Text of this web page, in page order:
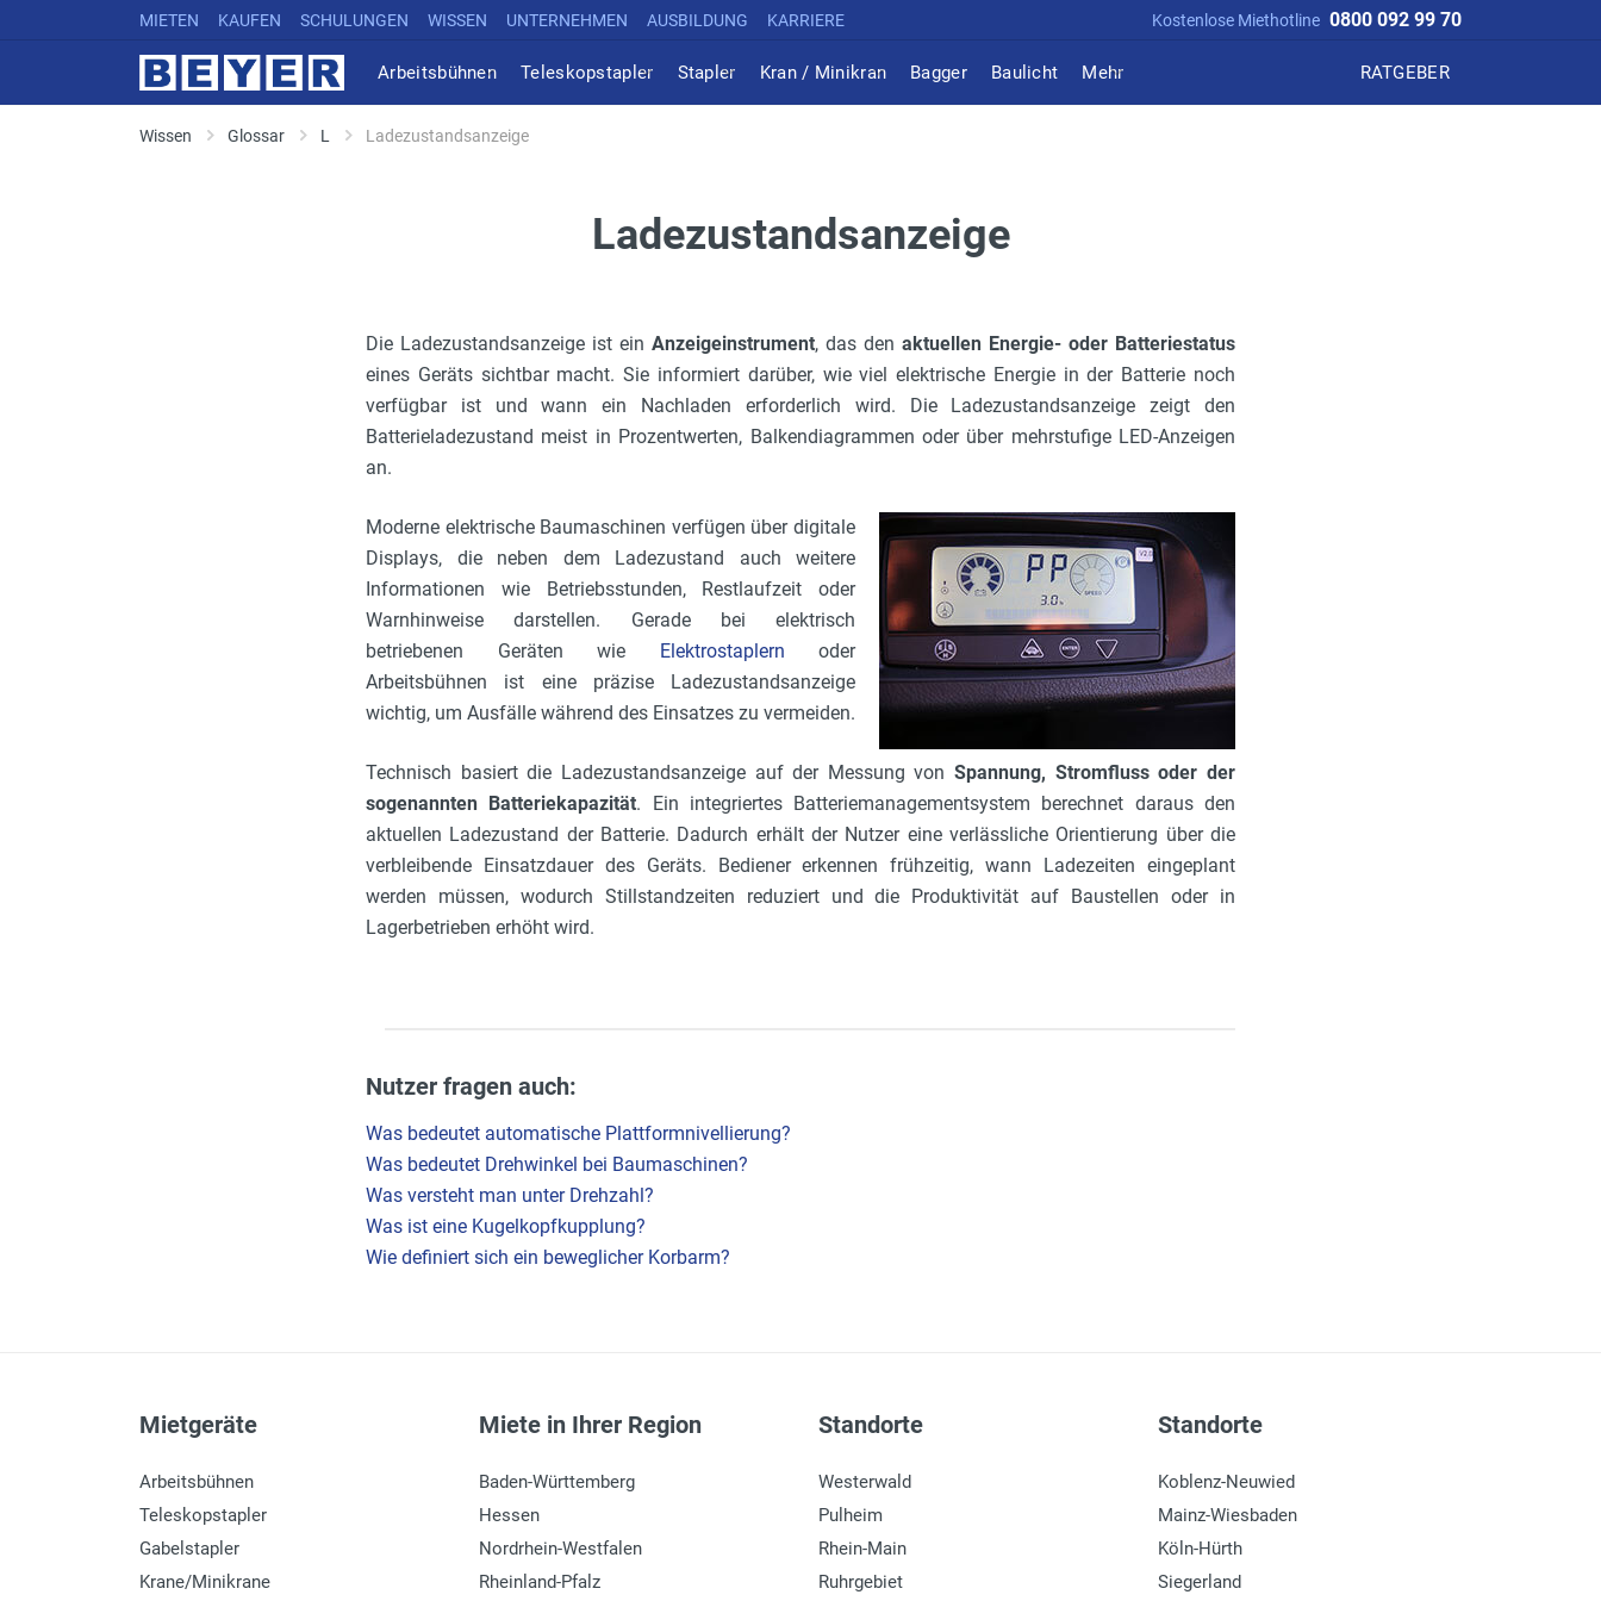
MIETEN KAUFEN SCHULUNGEN WISSEN UNTERNEHMEN AUSBILDUNG KARRIERE Kostenlose Miethotline 0800 092 99 70
Arbeitsbühnen Teleskopstapler Stapler Kran / Minikran Bagger Baulicht Mehr RATGEBER
Wissen Glossar L Ladezustandsanzeige
Ladezustandsanzeige
Die Ladezustandsanzeige ist ein Anzeigeinstrument, das den aktuellen Energie- oder Batteriestatus
eines Geräts sichtbar macht. Sie informiert darüber, wie viel elektrische Energie in der Batterie noch
verfügbar ist und wann ein Nachladen erforderlich wird. Die Ladezustandsanzeige zeigt den
Batterieladezustand meist in Prozentwerten, Balkendiagrammen oder über mehrstufige LED-Anzeigen
an.
Moderne elektrische Baumaschinen verfügen über digitale
Displays, die neben dem Ladezustand auch weitere
Informationen wie Betriebsstunden, Restlaufzeit oder
Warnhinweise darstellen. Gerade bei elektrisch
betriebenen Geräten wie Elektrostaplern oder
Arbeitsbühnen ist eine präzise Ladezustandsanzeige
wichtig, um Ausfälle während des Einsatzes zu vermeiden.
Technisch basiert die Ladezustandsanzeige auf der Messung vonSpannung, Stromfluss oder der
sogenannten Batteriekapazität. Ein integriertes Batteriemanagementsystem berechnet daraus den
aktuellen Ladezustand der Batterie. Dadurch erhält der Nutzer eine verlässliche Orientierung über die
verbleibende Einsatzdauer des Geräts. Bediener erkennen frühzeitig, wann Ladezeiten eingeplant
werden müssen, wodurch Stillstandzeiten reduziert und die Produktivität auf Baustellen oder in
Lagerbetrieben erhöht wird.
Nutzer fragen auch:
Was bedeutet automatische Plattformnivellierung?
Was bedeutet Drehwinkel bei Baumaschinen?
Was versteht man unter Drehzahl?
Was ist eine Kugelkopfkupplung?
Wie definiert sich ein beweglicher Korbarm?
Mietgeräte
Arbeitsbühnen
Teleskopstapler
Gabelstapler
Krane/Minikrane
Miete in Ihrer Region
Baden-Württemberg
Hessen
Nordrhein-Westfalen
Rheinland-Pfalz
Standorte
Westerwald
Pulheim
Rhein-Main
Ruhrgebiet
Standorte
Koblenz-Neuwied
Mainz-Wiesbaden
Köln-Hürth
Siegerland